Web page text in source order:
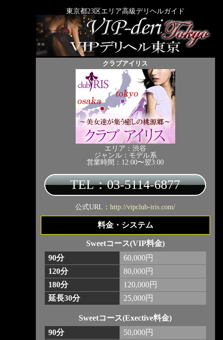
東京都23区エリア高級デリヘルガイド
クラブアイリス
エリア：渋谷
ジャンル：モデル系
営業時間：12:00〜翌3:00
TEL：03-5114-6877
公式URL： http://vipclub-iris.com/
料金・システム
Sweetコース(VIP料金)
90分
60,000円
120分
80,000円
180分
120,000円
延長30分
25,000円
Sweetコース(Exective料金)
90分
50,000円